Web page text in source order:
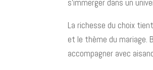
s’immerger dans un
La richesse du choix
et le thème du mariage.
accompagner avec